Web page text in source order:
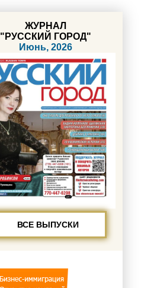
ЖУРНАЛ
"РУССКИЙ ГОРОД"
Июнь, 2026
ВСЕ ВЫПУСКИ